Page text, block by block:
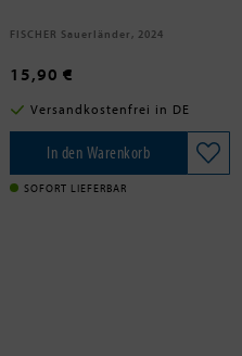
FISCHER Sauerländer, 2024
15,90 €
Versandkostenfrei in DE
In den Warenkorb
SOFORT LIEFERBAR